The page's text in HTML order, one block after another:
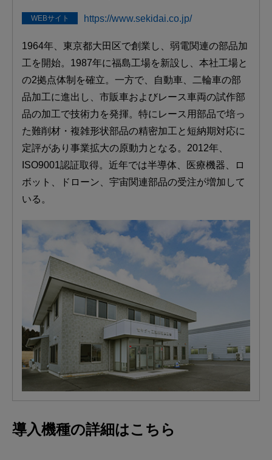
WEBサイト https://www.sekidai.co.jp/
1964年、東京都大田区で創業し、弱電関連の部品加
工を開始。1987年に福島工場を新設し、本社工場と
の2拠点体制を確立。一方で、自動車、二輪車の部
品加工に進出し、市販車およびレース車両の試作部
品の加工で技術力を発揮。特にレース用部品で培っ
た難削材・複雑形状部品の精密加工と短納期対応に
定評があり事業拡大の原動力となる。2012年、
ISO9001認証取得。近年では半導体、医療機器、ロ
ボット、ドローン、宇宙関連部品の受注が増加して
いる。
導入機種の詳細はこちら